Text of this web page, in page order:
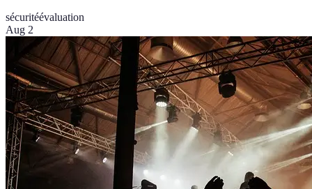
sécuritéévaluation
Aug 2